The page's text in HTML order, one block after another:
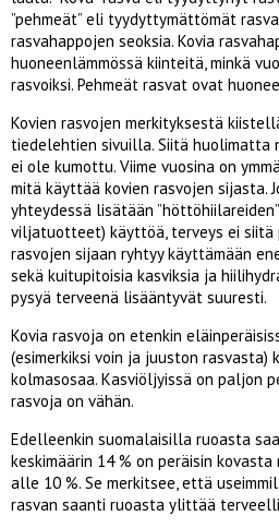
”pehmeät” eli tyydyttymättömät
rasvahappojen seoksia. Kovia
huoneenlämmössä kiinteitä, minkä
rasvoiksi. Pehmeät rasvat ovat
Kovien rasvojen merkityksestä
tiedelehtien sivuilla. Siitä huolimatta
ei ole kumottu. Viime vuosina on
mitä käyttää kovien rasvojen sijasta.
yhteydessä lisätään
viljatuotteet) käyttöä, terveys ei siitä
rasvojen sijaan ryhtyy käyttämään
sekä kuitupitoisia kasviksia ja
pysyä terveenä lisääntyvät suuresti.
Kovia rasvoja on etenkin
(esimerkiksi voin ja juuston rasvasta)
kolmasosaa. Kasviöljyissä on paljon
rasvoja on vähän.
Edelleenkin suomalaisilla ruoasta
keskimäärin 14 % on peräisin
alle 10 %. Se merkitsee, että
rasvan saanti ruoasta ylittää